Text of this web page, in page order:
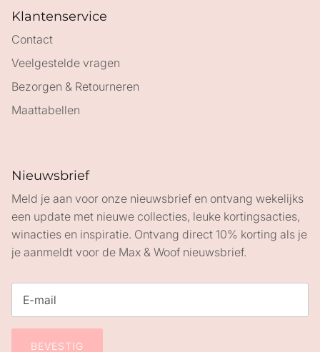
Klantenservice
Contact
Veelgestelde vragen
Bezorgen & Retourneren
Maattabellen
Nieuwsbrief
Meld je aan voor onze nieuwsbrief en ontvang wekelijks
een update met nieuwe collecties, leuke kortingsacties,
winacties en inspiratie. Ontvang direct 10% korting als je
je aanmeldt voor de Max & Woof nieuwsbrief.
BEVESTIG